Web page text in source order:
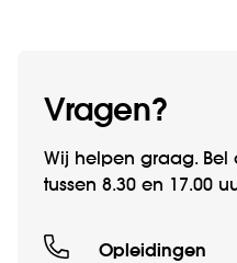
Vragen?
Wij helpen graag.
tussen 8.30 en 17.00
Opleidingen